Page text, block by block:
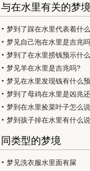
与在水里有关的梦
梦到了踩在水里代表着什
梦见自己泡在水里是吉兆
梦到了在水里捞钱预示什么
梦见羊在水里是吉兆吗?
梦见在水里发现钱有什么
梦到了母鸡在水里是凶兆
梦到在水里捡菜叶子怎么说
梦到孩子掉在水里有什么
同类型的梦境
梦见洗衣服水里面有屎